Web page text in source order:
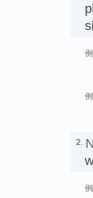
例
例
2.
例